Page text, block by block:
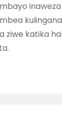
inaweza
ziwe katika